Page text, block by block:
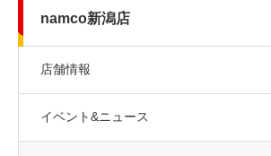
namco新潟店
店舗情報
イベント&ニュース